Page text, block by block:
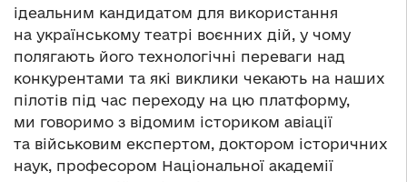
ідеальним кандидатом для використання
на українському театрі воєнних дій, у чому
полягають його технологічні переваги над
конкурентами та які виклики чекають на наших
пілотів під час переходу на цю платформу,
ми говоримо з відомим істориком авіації
та військовим експертом, доктором історичних
наук, професором Національної академії